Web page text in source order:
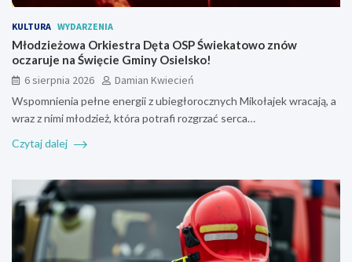
KULTURA WYDARZENIA
Młodzieżowa Orkiestra Dęta OSP Świekatowo znów
oczaruje na Święcie Gminy Osielsko!
6 sierpnia 2026
Damian Kwiecień
Wspomnienia pełne energii z ubiegłorocznych Mikołajek wracają, a
wraz z nimi młodzież, która potrafi rozgrzać serca…
Czytaj dalej